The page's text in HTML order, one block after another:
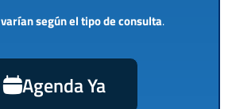
según el tipo de consulta.
Agenda Ya